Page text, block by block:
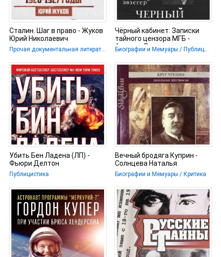
Сталин. Шаг в право - Жуков
Юрий Николаевич
Прочая документальная литература
Чёрный кабинет: Записки
тайного цензора МГБ -
Авзегер Леопольд
Биографии и Мемуары / Публицистика
Убить Бен Ладена (ЛП) -
Фьюри Делтон
Публицистика
Вечный бродяга Куприн -
Солнцева Наталья
Биографии и Мемуары / Критика